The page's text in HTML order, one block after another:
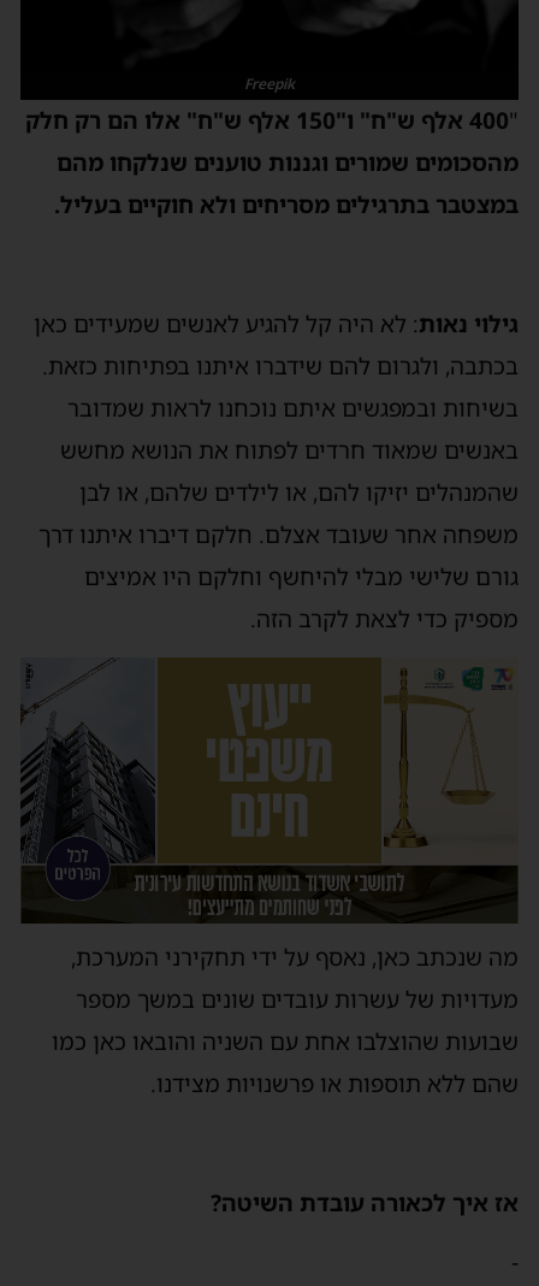
Freepik
"
400 אלף ש"ח" ו"150 אלף ש"ח" אלו הם רק חלק
מהסכומים שמורים וגננות טוענים שנלקחו מהם
במצטבר בתרגילים מסריחים ולא חוקיים בעליל.
גילוי נאות: לא היה קל להגיע לאנשים שמעידים כאן
בכתבה, ולגרום להם שידברו איתנו בפתיחות כזאת.
בשיחות ובמפגשים איתם נוכחנו לראות שמדובר
באנשים שמאוד חרדים לפתוח את הנושא מחשש
שהמנהלים יזיקו להם, או לילדים שלהם, או לבן
משפחה אחר שעובד אצלם. חלקם דיברו איתנו דרך
גורם שלישי מבלי להיחשף וחלקם היו אמיצים
מספיק כדי לצאת לקרב הזה.
מה שנכתב כאן, נאסף על ידי תחקירני המערכת,
מעדויות של עשרות עובדים שונים במשך מספר
שבועות שהוצלבו אחת עם השניה והובאו כאן כמו
שהם ללא תוספות או פרשנויות מצידנו.
אז איך לכאורה עובדת השיטה?
-